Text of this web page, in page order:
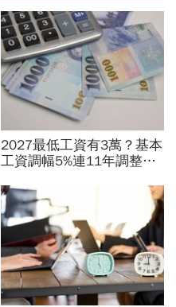
2027最低工資有3萬？基本
工資調幅5%連11年調整？
工、接案工作者該照顧